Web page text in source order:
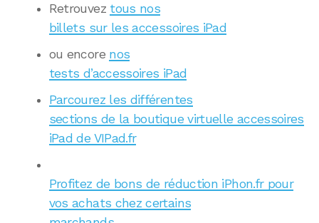
Retrouvez tous nos
billets sur les accessoires iPad
ou encore nos
tests d’accessoires iPad
Parcourez les différentes
sections de la boutique virtuelle accessoires
iPad de VIPad.fr
Profitez de bons de réduction iPhon.fr pour
vos achats chez certains